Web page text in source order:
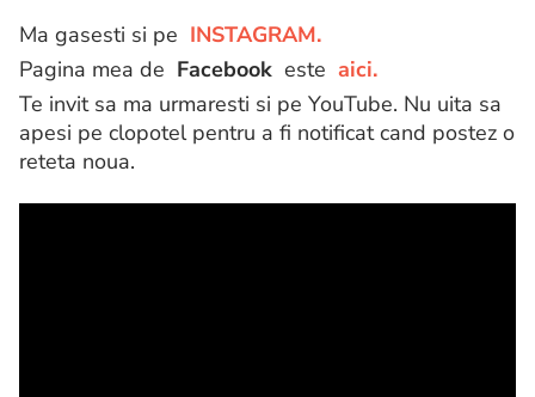
Ma gasesti si pe INSTAGRAM.
Pagina mea de Facebook este aici.
Te invit sa ma urmaresti si pe YouTube. Nu uita sa
apesi pe clopotel pentru a fi notificat cand postez o
reteta noua.